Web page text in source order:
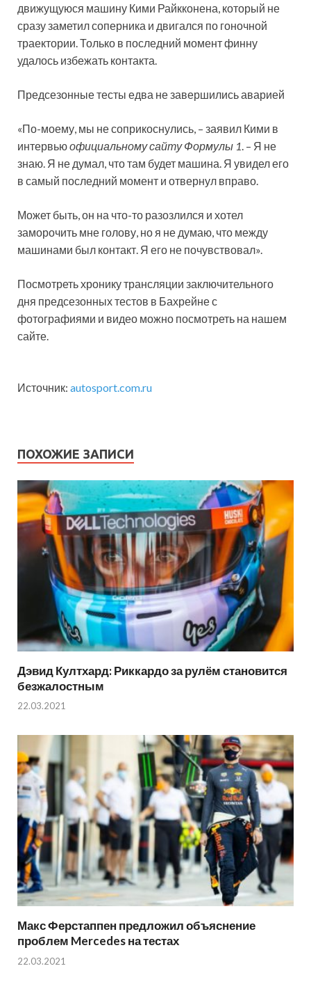
движущуюся машину Кими Райкконена, который не
сразу заметил соперника и двигался по гоночной
траектории. Только в последний момент финну
удалось избежать контакта.
Предсезонные тесты едва не завершились аварией
«По-моему, мы не соприкоснулись, – заявил Кими в
интервьюофициальному сайту Формулы 1 . – Я не
знаю. Я не думал, что там будет машина. Я увидел его
в самый последний момент и отвернул вправо.
Может быть, он на что-то разозлился и хотел
заморочить мне голову, но я не думаю, что между
машинами был контакт. Я его не почувствовал».
Посмотреть хронику трансляции заключительного
дня предсезонных тестов в Бахрейне с
фотографиями и видео можно посмотреть на нашем
сайте.
Источник: autosport.com.ru
ПОХОЖИЕ ЗАПИСИ
Дэвид Култхард: Риккардо за рулём становится
безжалостным
22.03.2021
Макс Ферстаппен предложил объяснение
проблем Mercedes на тестах
22.03.2021